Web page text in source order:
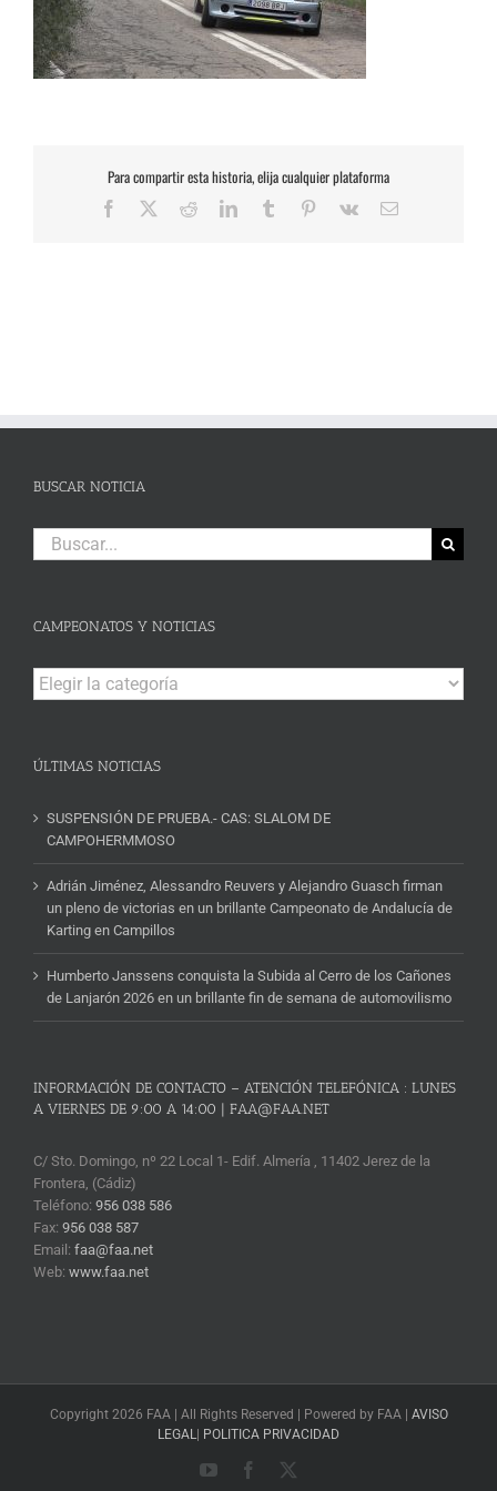
Para compartir esta historia, elija cualquier plataforma
Facebook RedditLinkedInTumblr Pinterest
Vk
Correo
BUSCAR NOTICIA
Buscar:
CAMPEONATOS Y NOTICIAS
Campeonatos
y
ÚLTIMAS NOTICIAS
SUSPENSIÓN DE PRUEBA.- CAS: SLALOM DE
CAMPOHERMMOSO
Adrián Jiménez, Alessandro Reuvers y Alejandro Guasch firman
un pleno de victorias en un brillante Campeonato de Andalucía de
Karting en Campillos
Humberto Janssens conquista la Subida al Cerro de los Cañones
de Lanjarón 2026 en un brillante fin de semana de automovilismo
INFORMACIÓN DE CONTACTO – ATENCIÓN TELEFÓNICA : LUNES
A VIERNES DE 9:00 A 14:00 | FAA@FAA.NET
C/ Sto. Domingo, nº 22 Local 1- Edif. Almería , 11402 Jerez de la
Frontera, (Cádiz)
Teléfono: 956 038 586
Fax: 956 038 587
Email: faa@faa.net
Web: www.faa.net
Copyright 2026 FAA | All Rights Reserved | Powered by FAA | AVISO
LEGAL | POLITICA PRIVACIDAD
YouTubeFacebook